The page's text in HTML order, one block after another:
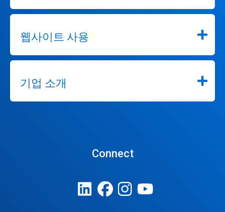
웹사이트 사용
기업 소개
Connect